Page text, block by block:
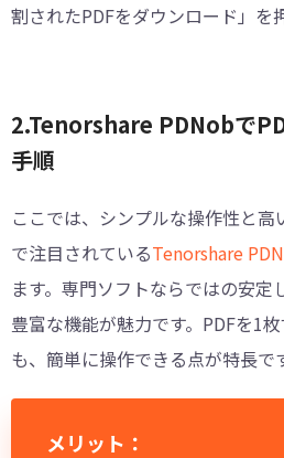
割されたPDFをダウンロード」を
2.Tenorshare PDNobで
手順
ここでは、シンプルな操作性と
で注目されているTenorshare
ます。専門ソフトならではの安定
豊富な機能が魅力です。PDFを1
も、簡単に操作できる点が特長で
メリット：